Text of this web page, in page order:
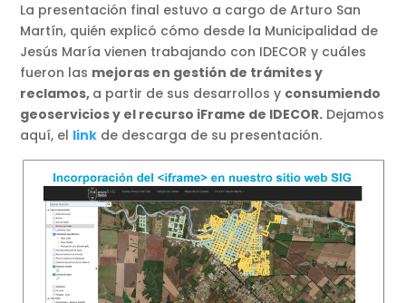
La presentación final estuvo a cargo de Arturo San
Martín, quién explicó cómo desde la Municipalidad de
Jesús María vienen trabajando con IDECOR y cuáles
fueron las mejoras en gestión de trámites y
reclamos, a partir de sus desarrollos y consumiendo
geoservicios y el recurso iFrame de IDECOR. Dejamos
aquí, el link de descarga de su presentación.